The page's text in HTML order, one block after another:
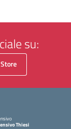
su:
Thiesi